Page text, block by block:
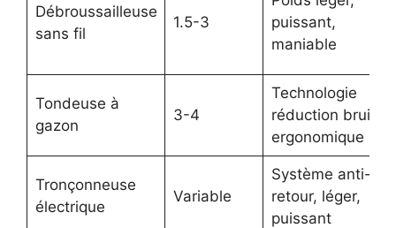
Débroussailleuse
sans fil
1.5-3
puissant,
maniable
Tondeuse à
gazon
3-4
Technologie
réduction bruit,
ergonomique
Tronçonneuse
électrique
Variable
Système anti-
retour, léger,
puissant